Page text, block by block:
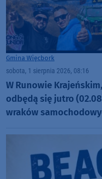
Gmina Więcbork
sobota, 1 sierpnia 2026, 08:16
W Runowie
odbędą się jutro
wraków